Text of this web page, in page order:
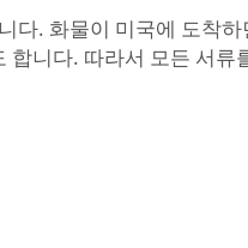
다. 화물이 미국에 도착하
합니다. 따라서 모든 서류